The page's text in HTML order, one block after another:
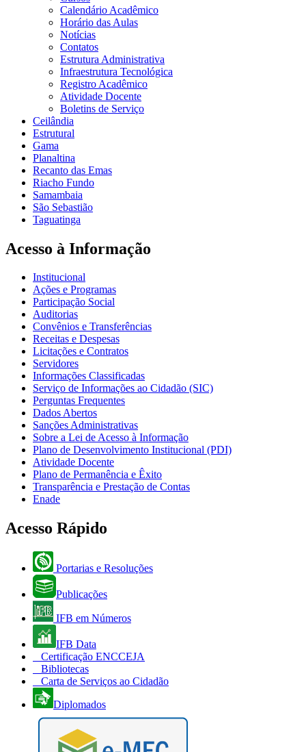
Calendário Acadêmico
Horário das Aulas
Notícias
Contatos
Estrutura Administrativa
Infraestrutura Tecnológica
Registro Acadêmico
Atividade Docente
Boletins de Serviço
Ceilândia
Estrutural
Gama
Planaltina
Recanto das Emas
Riacho Fundo
Samambaia
São Sebastião
Taguatinga
Acesso à Informação
Institucional
Ações e Programas
Participação Social
Auditorias
Convênios e Transferências
Receitas e Despesas
Licitações e Contratos
Servidores
Informações Classificadas
Serviço de Informações ao Cidadão (SIC)
Perguntas Frequentes
Dados Abertos
Sanções Administrativas
Sobre a Lei de Acesso à Informação
Plano de Desenvolvimento Institucional (PDI)
Atividade Docente
Plano de Permanência e Êxito
Transparência e Prestação de Contas
Enade
Acesso Rápido
Portarias e Resoluções
Publicações
IFB em Números
IFB Data
Certificação ENCCEJA
Bibliotecas
Carta de Serviços ao Cidadão
Diplomados